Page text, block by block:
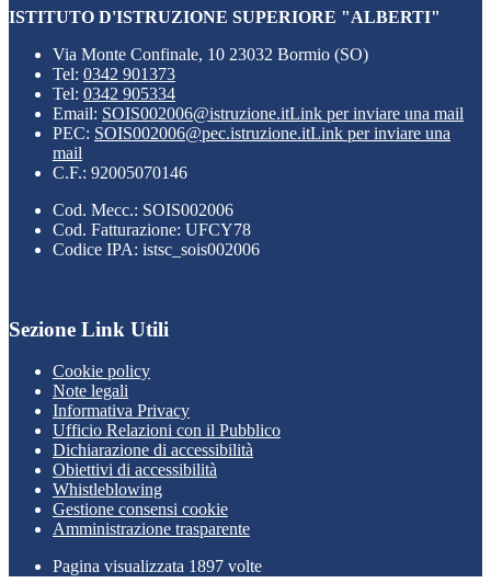
ISTITUTO D'ISTRUZIONE SUPERIORE "ALBERTI"
Via Monte Confinale, 10 23032 Bormio (SO)
Tel: 0342 901373
Tel: 0342 905334
Email: SOIS002006@istruzione.itLink per inviare una mail
PEC: SOIS002006@pec.istruzione.itLink per inviare una
mail
C.F.: 92005070146
Cod. Mecc.: SOIS002006
Cod. Fatturazione: UFCY78
Codice IPA: istsc_sois002006
Sezione Link Utili
Cookie policy
Note legali
Informativa Privacy
Ufficio Relazioni con il Pubblico
Dichiarazione di accessibilità
Obiettivi di accessibilità
Whistleblowing
Gestione consensi cookie
Amministrazione trasparente
Pagina visualizzata 1897 volte